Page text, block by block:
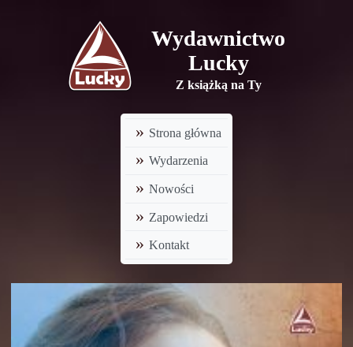
Wydawnictwo
Lucky
Z książką na Ty
Strona główna
Wydarzenia
Nowości
Zapowiedzi
Kontakt